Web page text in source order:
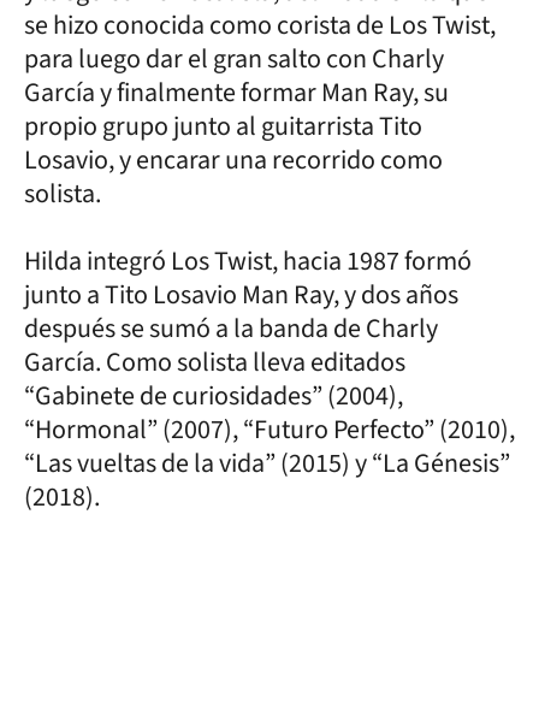
se hizo conocida como corista de Los Twist,
para luego dar el gran salto con Charly
García y finalmente formar Man Ray, su
propio grupo junto al guitarrista Tito
Losavio, y encarar una recorrido como
solista.
Hilda integró Los Twist, hacia 1987 formó
junto a Tito Losavio Man Ray, y dos años
después se sumó a la banda de Charly
García. Como solista lleva editados
“Gabinete de curiosidades” (2004),
“Hormonal” (2007), “Futuro Perfecto” (2010),
“Las vueltas de la vida” (2015) y “La Génesis”
(2018).